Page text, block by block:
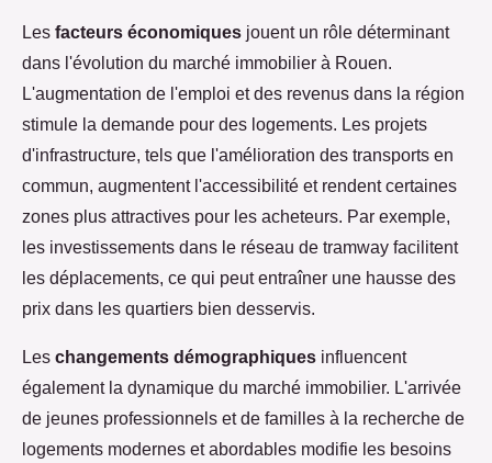
Les facteurs économiques jouent un rôle déterminant
dans l'évolution du marché immobilier à Rouen.
L'augmentation de l'emploi et des revenus dans la région
stimule la demande pour des logements. Les projets
d'infrastructure, tels que l'amélioration des transports en
commun, augmentent l'accessibilité et rendent certaines
zones plus attractives pour les acheteurs. Par exemple,
les investissements dans le réseau de tramway facilitent
les déplacements, ce qui peut entraîner une hausse des
prix dans les quartiers bien desservis.
Les changements démographiques influencent
également la dynamique du marché immobilier. L'arrivée
de jeunes professionnels et de familles à la recherche de
logements modernes et abordables modifie les besoins